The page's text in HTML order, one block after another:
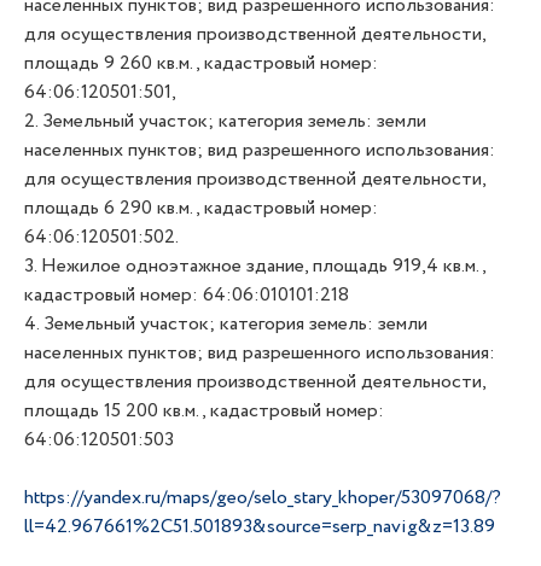
населенных пунктов; вид разрешенного использования:
для осуществления производственной деятельности,
площадь 9 260 кв.м., кадастровый номер:
64:06:120501:501,
2. Земельный участок; категория земель: земли
населенных пунктов; вид разрешенного использования:
для осуществления производственной деятельности,
площадь 6 290 кв.м., кадастровый номер:
64:06:120501:502.
3. Нежилое одноэтажное здание, площадь 919,4 кв.м.,
кадастровый номер: 64:06:010101:218
4. Земельный участок; категория земель: земли
населенных пунктов; вид разрешенного использования:
для осуществления производственной деятельности,
площадь 15 200 кв.м., кадастровый номер:
64:06:120501:503
https://yandex.ru/maps/geo/selo_stary_khoper/53097068/?
ll=42.967661%2C51.501893&source=serp_navig&z=13.89